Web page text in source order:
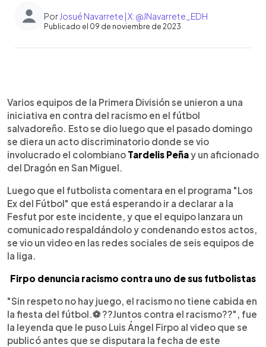
Por Josué Navarrete | X: @JNavarrete_EDH
Publicado el 09 de noviembre de 2023
Escuchar artículo
Varios equipos de la Primera División se unieron a una
iniciativa en contra del racismo en el fútbol
salvadoreño. Esto se dio luego que el pasado domingo
se diera un acto discriminatorio donde se vio
involucrado el colombiano Tardelis Peñay un aficionado
del Dragón en San Miguel.
Luego que el futbolista comentara en el programa "Los
Ex del Fútbol" que está esperando ir a declarar a la
Fesfut por este incidente, y que el equipo lanzara un
comunicado respaldándolo y condenando estos actos,
se vio un video en las redes sociales de seis equipos de
la liga.
Firpo denuncia racismo contra uno de sus futbolistas
"Sin respeto no hay juego, el racismo no tiene cabida en
la fiesta del fútbol.⚽ ??Juntos contra el racismo??", fue
la leyenda que le puso Luis Ángel Firpo al video que se
publicó antes que se disputara la fecha de este